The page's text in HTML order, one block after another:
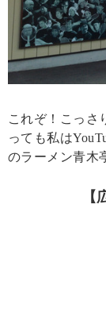
これぞ！こっさ
っても私は
のラーメン青木